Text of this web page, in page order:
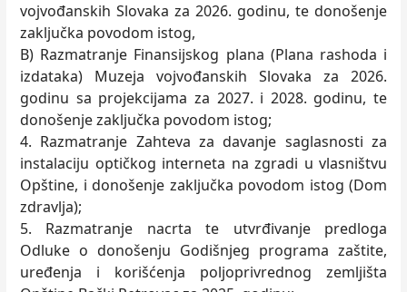
vojvođanskih Slovaka za 2026. godinu, te donošenje
zaključka povodom istog,
B) Razmatranje Finansijskog plana (Plana rashoda i
izdataka) Muzeja vojvođanskih Slovaka za 2026.
godinu sa projekcijama za 2027. i 2028. godinu, te
donošenje zaključka povodom istog;
4. Razmatranje Zahteva za davanje saglasnosti za
instalaciju optičkog interneta na zgradi u vlasništvu
Opštine, i donošenje zaključka povodom istog (Dom
zdravlja);
5. Razmatranje nacrta te utvrđivanje predloga
Odluke o donošenju Godišnjeg programa zaštite,
uređenja i korišćenja poljoprivrednog zemljišta